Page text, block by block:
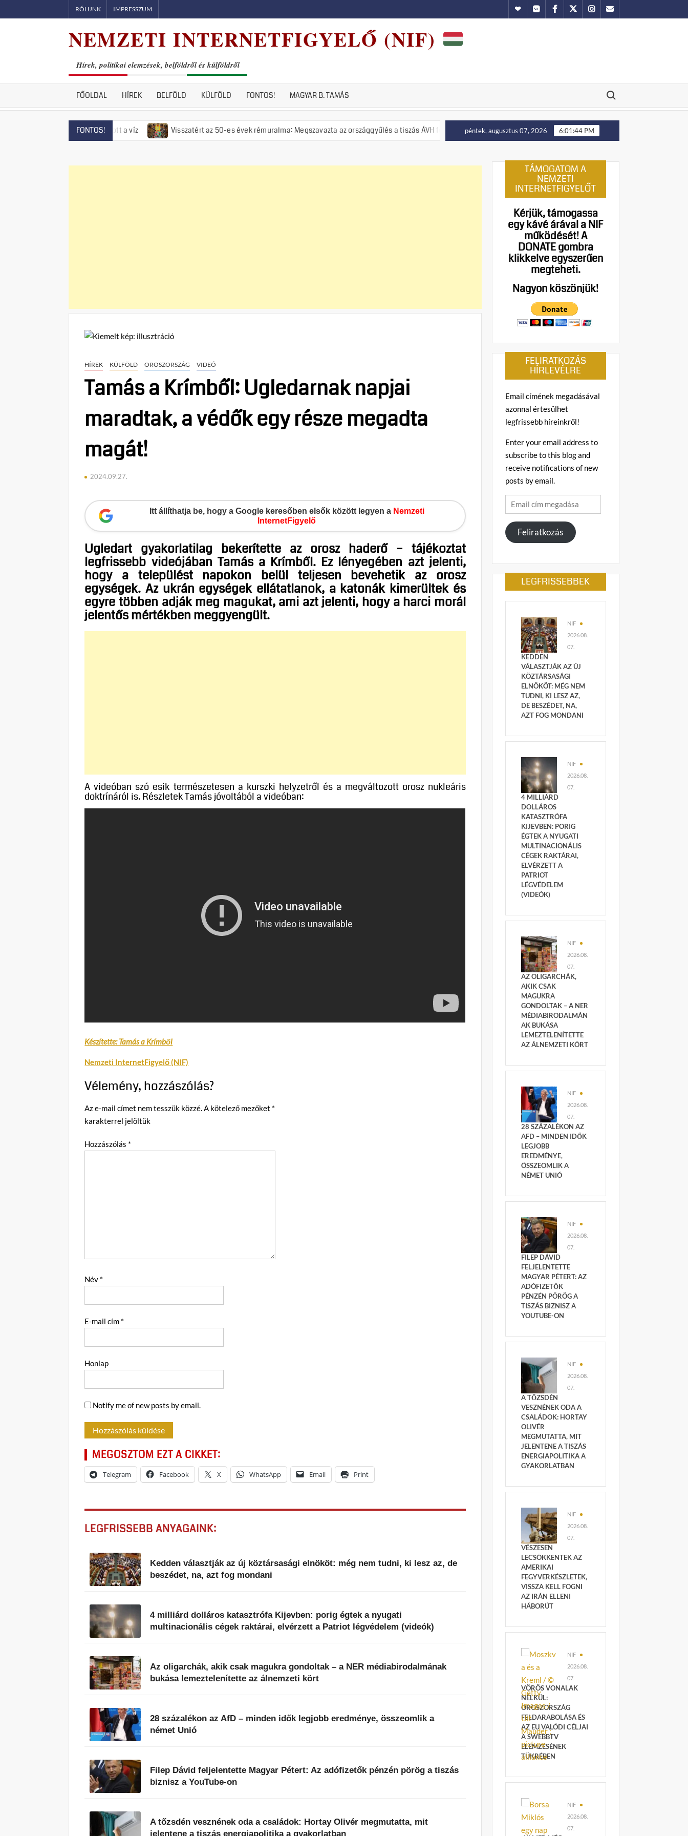
to
RÓLUNK IMPRESSZUM HundubVkontakte
Facebook
TwitterInstagram
Email
NEMZETI INTERNETFIGYELŐ (NIF)
Hírek, politikai elemzések, belföldről és külföldről
FŐOLDAL HÍREK BELFÖLD KÜLFÖLD FONTOS! MAGYAR B. TAMÁS
Search for:
FONTOS!
már el is fogyott a víz Visszatért az 50-es évek rémuralma: Megszavazta az országgyűlés a tiszás ÁVH felállítását! Putyin: Ukrajna nyugati területei előbb-utóbb visszakerülnek
péntek, augusztus 07, 2026 6:01:45 PM
HÍREK KÜLFÖLD OROSZORSZÁG VIDEÓ
Tamás a Krímből: Ugledarnak napjai
maradtak, a védők egy része megadta
magát!
2024.09.27.
Itt állíthatja be, hogy a Google keresőben elsők között legyen a Nemzeti
InternetFigyelő
Ugledart gyakorlatilag bekerítette az orosz haderő – tájékoztat
legfrissebb videójában Tamás a Krímből. Ez lényegében azt jelenti,
hogy a települést napokon belül teljesen bevehetik az orosz
egységek. Az ukrán egységek ellátatlanok, a katonák kimerültek és
egyre többen adják meg magukat, ami azt jelenti, hogy a harci morál
jelentős mértékben meggyengült.
A videóban szó esik természetesen a kurszki helyzetről és a megváltozott orosz nukleáris
doktrínáról is. Részletek Tamás jóvoltából a videóban:
Készítette: Tamás a Krímből
Nemzeti InternetFigyelő (NIF)
Vélemény, hozzászólás?
Az e-mail címet nem tesszük közzé.A kötelező mezőket *
karakterrel jelöltük
Hozzászólás *
Név *
E-mail cím *
Honlap
Notify me of new posts by email.
MEGOSZTOM EZT A CIKKET:
Telegram Facebook X WhatsApp Email Print
LEGFRISSEBB ANYAGAINK:
Kedden választják az új köztársasági elnököt: még nem tudni, ki lesz az, de
beszédet, na, azt fog mondani
4 milliárd dolláros katasztrófa Kijevben: porig égtek a nyugati
multinacionális cégek raktárai, elvérzett a Patriot légvédelem (videók)
Az oligarchák, akik csak magukra gondoltak – a NER médiabirodalmának
bukása lemeztelenítette az álnemzeti kört
28 százalékon az AfD – minden idők legjobb eredménye, összeomlik a
német Unió
Filep Dávid feljelentette Magyar Pétert: Az adófizetők pénzén pörög a tiszás
biznisz a YouTube-on
A tőzsdén vesznének oda a családok: Hortay Olivér megmutatta, mit
jelentene a tiszás energiapolitika a gyakorlatban
TÁMOGATOM A
NEMZETI
INTERNETFIGYELŐT
Kérjük, támogassa
egy kávé árával a NIF
működését!A
DONATE gombra
klikkelve egyszerűen
megteheti.
Nagyon köszönjük!
FELIRATKOZÁS
HÍRLEVÉLRE
Email címének megadásával
azonnal értesülhet
legfrissebb híreinkről!
Enter your email address to
subscribe to this blog and
receive notifications of new
posts by email.
Email
cím
megadása
Feliratkozás
LEGFRISSEBBEK
NIF
2026.08.
07.
KEDDEN
VÁLASZTJÁK AZ ÚJ
KÖZTÁRSASÁGI
ELNÖKÖT: MÉG NEM
TUDNI, KI LESZ AZ,
DE BESZÉDET, NA,
AZT FOG MONDANI
NIF
2026.08.
07.
4 MILLIÁRD
DOLLÁROS
KATASZTRÓFA
KIJEVBEN: PORIG
ÉGTEK A NYUGATI
MULTINACIONÁLIS
CÉGEK RAKTÁRAI,
ELVÉRZETT A
PATRIOT
LÉGVÉDELEM
(VIDEÓK)
NIF
2026.08.
07.
AZ OLIGARCHÁK,
AKIK CSAK
MAGUKRA
GONDOLTAK – A NER
MÉDIABIRODALMÁN
AK BUKÁSA
LEMEZTELENÍTETTE
AZ ÁLNEMZETI KÖRT
NIF
2026.08.
07.
28 SZÁZALÉKON AZ
AFD – MINDEN IDŐK
LEGJOBB
EREDMÉNYE,
ÖSSZEOMLIK A
NÉMET UNIÓ
NIF
2026.08.
07.
FILEP DÁVID
FELJELENTETTE
MAGYAR PÉTERT: AZ
ADÓFIZETŐK
PÉNZÉN PÖRÖG A
TISZÁS BIZNISZ A
YOUTUBE-ON
NIF
2026.08.
07.
A TŐZSDÉN
VESZNÉNEK ODA A
CSALÁDOK: HORTAY
OLIVÉR
MEGMUTATTA, MIT
JELENTENE A TISZÁS
ENERGIAPOLITIKA A
GYAKORLATBAN
NIF
2026.08.
07.
VÉSZESEN
LECSÖKKENTEK AZ
AMERIKAI
FEGYVERKÉSZLETEK,
VISSZA KELL FOGNI
AZ IRÁN ELLENI
HÁBORÚT
NIF
2026.08.
07.
VÖRÖS VONALAK
NÉLKÜL:
OROSZORSZÁG
FELDARABOLÁSA ÉS
AZ EU VALÓDI CÉLJAI
A SWEBBTV
ELEMZÉSÉNEK
TÜKRÉBEN
NIF
2026.08.
07.